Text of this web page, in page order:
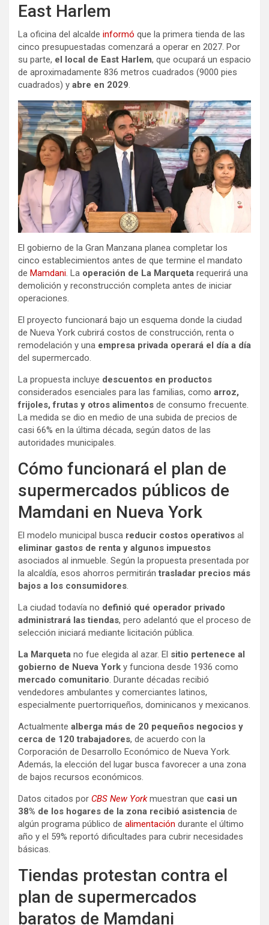
East Harlem
La oficina del alcalde informó que la primera tienda de las
cinco presupuestadas comenzará a operar en 2027. Por
su parte, el local de East Harlem, que ocupará un espacio
de aproximadamente 836 metros cuadrados (9000 pies
cuadrados) y abre en 2029
El gobierno de la Gran Manzana planea completar los
cinco establecimientos antes de que termine el mandato
de Mamdani. La operación de La Marqueta requerirá una
demolición y reconstrucción completa antes de iniciar
operaciones.
El proyecto funcionará bajo un esquema donde la ciudad
de Nueva York cubrirá costos de construcción, renta o
remodelación y una empresa privada operará el día a día
del supermercado.
La propuesta incluye descuentos en productos
considerados esenciales para las familias, como arroz,
frijoles, frutas y otros alimentos de consumo frecuente.
La medida se dio en medio de una subida de precios de
casi 66% en la última década, según datos de las
autoridades municipales.
Cómo funcionará el plan de
supermercados públicos de
Mamdani en Nueva York
El modelo municipal busca reducir costos operativos al
eliminar gastos de renta y algunos impuestos
asociados al inmueble. Según la propuesta presentada por
la alcaldía, esos ahorros permitirántrasladar precios más
bajos a los consumidores.
La ciudad todavía no definió qué operador privado
administrará las tiendas, pero adelantó que el proceso de
selección iniciará mediante licitación pública.
La Marqueta no fue elegida al azar. El sitio pertenece al
gobierno de Nueva York y funciona desde 1936 como
mercado comunitario. Durante décadas recibió
vendedores ambulantes y comerciantes latinos,
especialmente puertorriqueños, dominicanos y mexicanos.
Actualmente alberga más de 20 pequeños negocios y
cerca de 120 trabajadores, de acuerdo con la
Corporación de Desarrollo Económico de Nueva York.
Además, la elección del lugar busca favorecer a una zona
de bajos recursos económicos.
Datos citados por CBS New Yorkmuestran que casi un
38% de los hogares de la zona recibió asistencia de
algún programa público de alimentación durante el último
año y el 59% reportó dificultades para cubrir necesidades
básicas.
Tiendas protestan contra el
plan de supermercados
baratos de Mamdani